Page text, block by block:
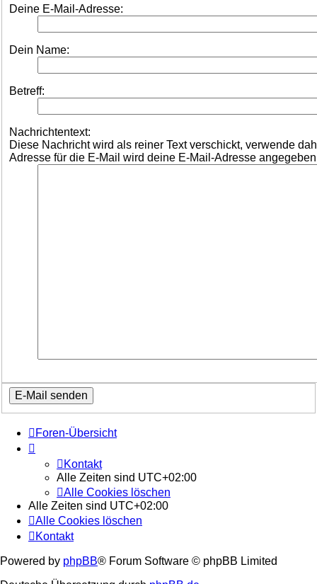
Deine E-Mail-Adresse:
Dein Name:
Betreff:
Nachrichtentext:
Diese Nachricht wird als reiner Text verschickt, verwende
Adresse für die E-Mail wird deine E-Mail-Adresse
Foren-Übersicht
Kontakt
Alle Zeiten sind UTC+02:00
Alle Cookies löschen
Alle Zeiten sind UTC+02:00
Alle Cookies löschen
Kontakt
Powered by phpBB® Forum Software © phpBB Limited